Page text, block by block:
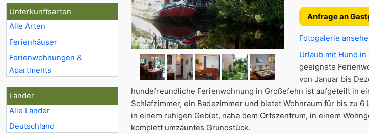
Unterkunftsarten
Alle Arten
Ferienhäuser
Ferienwohnungen &
Apartments
Länder
Alle Länder
Deutschland
Anfrage an
Fotogalerie
Urlaub mit Hund
geeignete
von Januar bis
hundefreundliche Ferienwohnung in Großefehn ist aufgeteilt in
Schlafzimmer, ein Badezimmer und bietet Wohnraum für bis zu
in einem ruhigen Gebiet, nahe dem Ortszentrum, in einem
komplett umzäuntes Grundstück.